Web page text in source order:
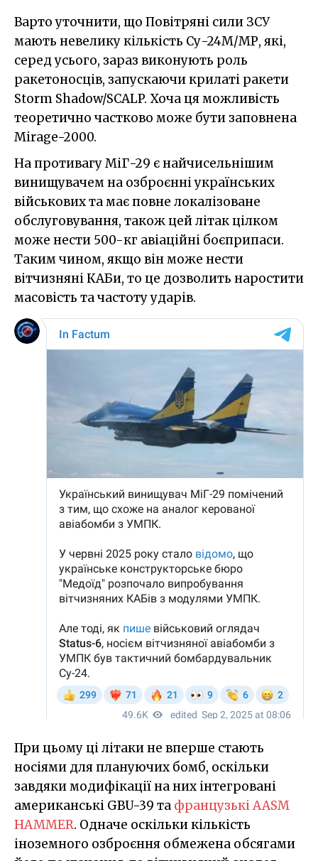
Варто уточнити, що Повітряні сили ЗСУ
мають невелику кількість Су-24М/МР, які,
серед усього, зараз виконують роль
ракетоносців, запускаючи крилаті ракети
Storm Shadow/SCALP. Хоча ця можливість
теоретично частково може бути заповнена
Mirage-2000.
На противагу МіГ-29 є найчисельнішим
винищувачем на озброєнні українських
військових та має повне локалізоване
обслуговування, також цей літак цілком
може нести 500-кг авіаційні боєприпаси.
Таким чином, якщо він може нести
вітчизняні КАБи, то це дозволить наростити
масовість та частоту ударів.
При цьому ці літаки не вперше стають
носіями для плануючих бомб, оскільки
завдяки модифікації на них інтегровані
американські GBU-39 та французькі AASM
HAMMER. Одначе оскільки кількість
іноземного озброєння обмежена обсягами